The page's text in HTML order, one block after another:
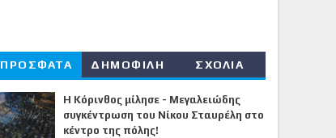
ΠΡΟΣΦΑΤΑ ΔΗΜΟΦΙΛΗ ΣΧΟΛΙΑ
Η Κόρινθος μίλησε - Μεγαλειώδης
συγκέντρωση του Νίκου Σταυρέλη στο
κέντρο της πόλης!